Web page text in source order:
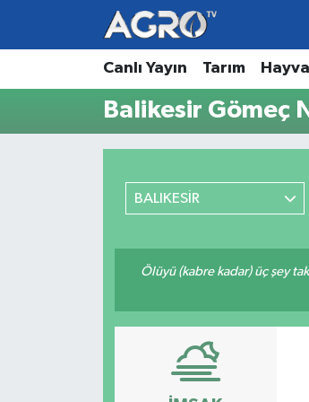
Canlı Yayın Tarım
Balikesir Gömeç
BALIKESİR
Ölüyü (kabre kadar) üç şey
Hava Durumu
Trafik Durumu
Tüm Manşetler
Son Dakika Haberleri